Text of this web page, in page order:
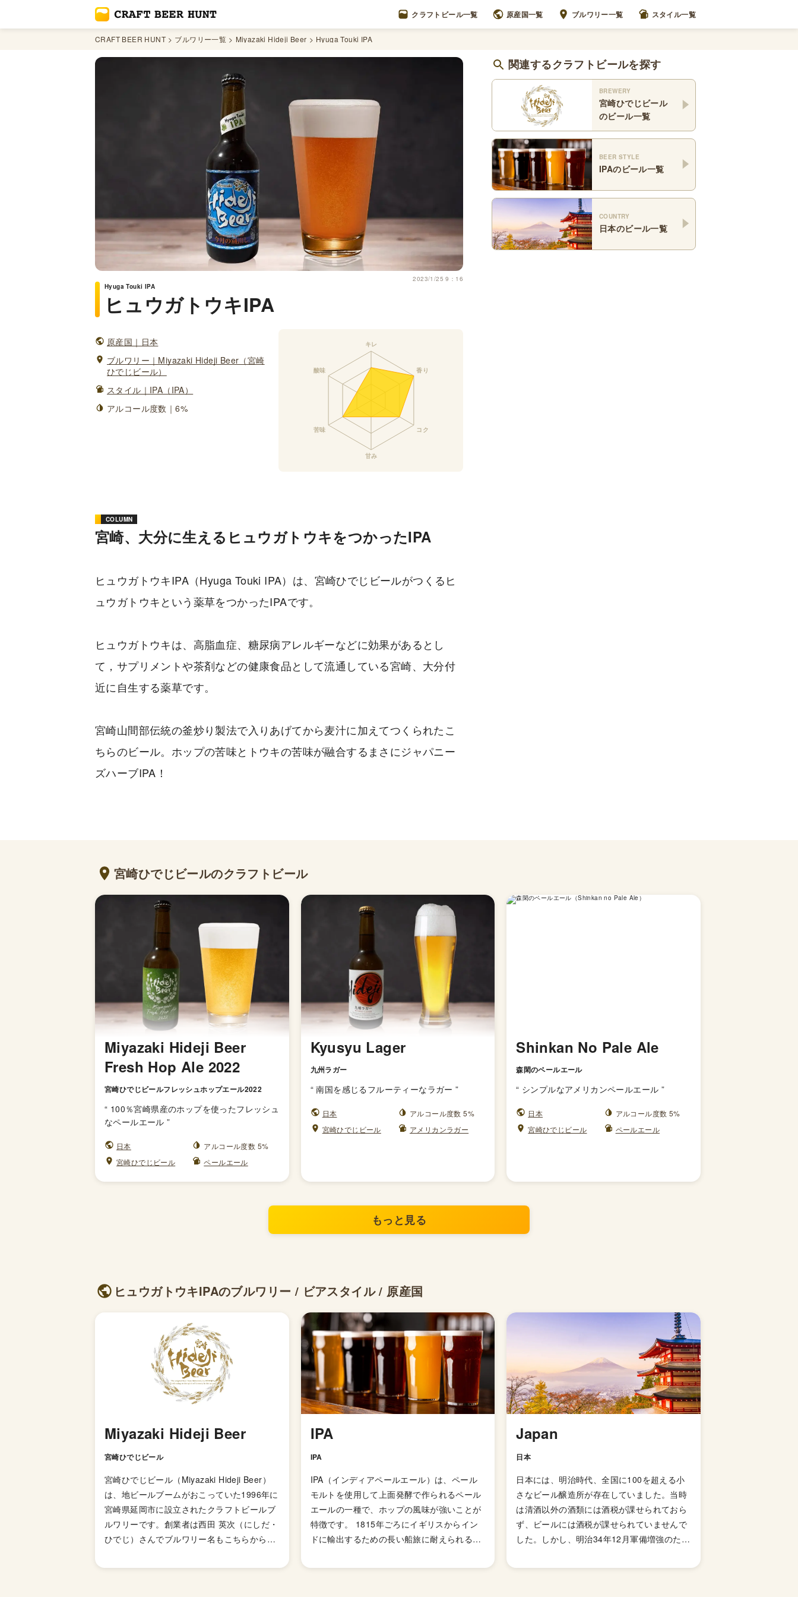
クラフトビール一覧 原産国一覧 ブルワリー一覧 スタイル一覧
CRAFT BEER HUNT ブルワリー一覧 Miyazaki Hideji Beer Hyuga Touki IPA
2023/1/25 9：16
Hyuga Touki IPA
ヒュウガトウキIPA
原産国｜日本
ブルワリー｜Miyazaki Hideji Beer（宮崎
ひでじビール）
スタイル｜IPA（IPA）
アルコール度数｜6%
COLUMN
宮崎、大分に生えるヒュウガトウキをつかったIPA
ヒュウガトウキIPA（Hyuga Touki IPA）は、宮崎ひでじビールがつくるヒ
ュウガトウキという薬草をつかったIPAです。
ヒュウガトウキは、高脂血症、糖尿病アレルギーなどに効果があるとし
て，サプリメントや茶剤などの健康食品として流通している宮崎、大分付
近に自生する薬草です。
宮崎山間部伝統の釜炒り製法で入りあげてから麦汁に加えてつくられたこ
ちらのビール。ホップの苦味とトウキの苦味が融合するまさにジャパニー
ズハーブIPA！
関連するクラフトビールを探す
BREWERY
宮崎ひでじビール
のビール一覧
BEER STYLE
IPAのビール一覧
COUNTRY
日本のビール一覧
宮崎ひでじビールのクラフトビール
Miyazaki Hideji Beer
Fresh Hop Ale 2022
宮崎ひでじビールフレッシュホップエール2022
“ 100％宮崎県産のホップを使ったフレッシュ
なペールエール ”
日本
アルコール度数 5%
宮崎ひでじビール
ペールエール
Kyusyu Lager
九州ラガー
“南国を感じるフルーティーなラガー ”
日本
アルコール度数 5%
宮崎ひでじビール
アメリカンラガー
Shinkan No Pale Ale
森閑のペールエール
“ シンプルなアメリカンペールエール ”
日本
アルコール度数 5%
宮崎ひでじビール
ペールエール
もっと見る
ヒュウガトウキIPAのブルワリー / ビアスタイル / 原産国
Miyazaki Hideji Beer
宮崎ひでじビール
宮崎ひでじビール（Miyazaki Hideji Beer）
は、地ビールブームがおこっていた1996年に
宮崎県延岡市に設立されたクラフトビールブ
ルワリーです。創業者は西田 英次（にしだ・
ひでじ）さんでブルワリー名もこちらから来
不審に陥り事業部廃止を通達されるも従業の
IPA
IPA
IPA（インディアペールエール）は、ペール
モルトを使用して上面発酵で作られるペール
エールの一種で、ホップの風味が強いことが
特徴です。 1815年ごろにイギリスからイン
ドに輸出するための長い船旅に耐えられるよ
アルコール度数を高めて劣化・腐敗を防げる
Japan
日本
日本には、明治時代、全国に100を超える小
さなビール醸造所が存在していました。当時
は清酒以外の酒類には酒税が課せられておら
ず、ビールには酒税が課せられていませんで
した。しかし、明治34年12月軍備増強のため
れることになり、資金力の弱い小さなビール